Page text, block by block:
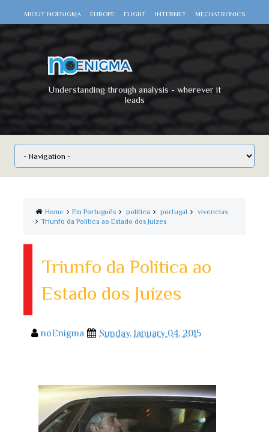
ABOUT NOENIGMA EUROPE FLIGHT INTERNET MECHATRONICS
Understanding through analysis - wherever it
leads
Home Em Português politica portugal
vivencias
Triunfo da Política ao Estado dos Juízes
Triunfo da Política ao
Estado dos Juízes
noEnigma Sunday, January 04, 2015